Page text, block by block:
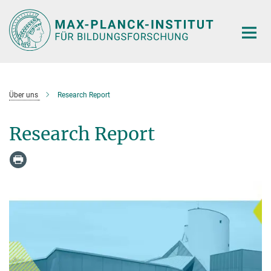
Hauptinhalt
Über uns Research Report
Research Report